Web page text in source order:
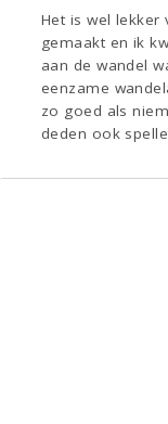
Het is wel lekker
gemaakt en ik
aan de wandel
eenzame
zo goed als
deden ook